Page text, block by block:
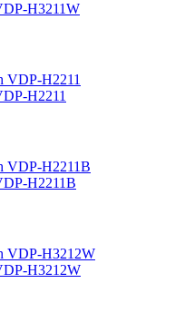
H3211W
H2211
H2211B
H3212W